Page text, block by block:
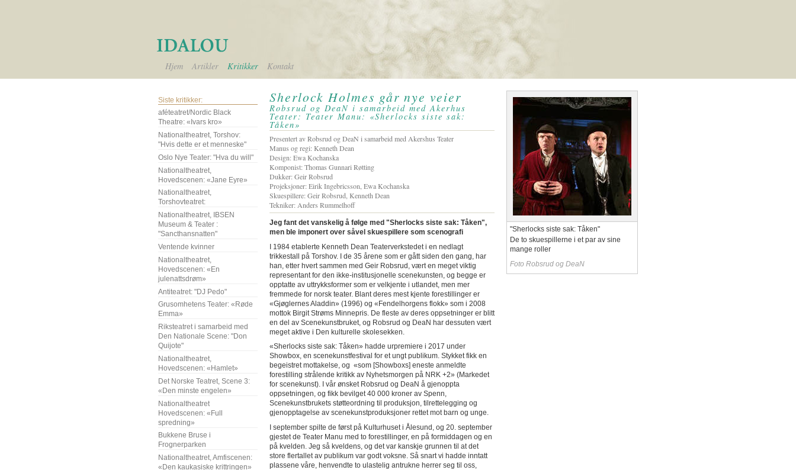
Hjem Artikler Kritikker Kontakt
Siste kritikker:
aféteatret/Nordic Black
Theatre: «Ivars kro»
Nationaltheatret, Torshov:
"Hvis dette er et menneske"
Oslo Nye Teater: "Hva du will"
Nationaltheatret,
Hovedscenen: «Jane Eyre»
Nationaltheatret,
Torshovteatret:
Nationaltheatret, IBSEN
Museum & Teater :
"Sancthansnatten"
Ventende kvinner
Nationaltheatret,
Hovedscenen: «En
julenattsdrøm»
Antiteatret: "DJ Pedo"
Grusomhetens Teater: «Røde
Emma»
Riksteatret i samarbeid med
Den Nationale Scene: "Don
Quijote"
Nationaltheatret,
Hovedscenen: «Hamlet»
Det Norske Teatret, Scene 3:
«Den minste engelen»
Nationaltheatret
Hovedscenen: «Full
spredning»
Bukkene Bruse i
Frognerparken
Nationaltheatret, Amfiscenen:
«Den kaukasiske krittringen»
Sherlock Holmes går nye veier
Robsrud og DeaN i samarbeid med Akerhus
Teater: Teater Manu: «Sherlocks siste sak:
Tåken»
Presentert av Robsrud og DeaN i samarbeid med Akershus Teater
Manus og regi: Kenneth Dean
Design: Ewa Kochanska
Komponist: Thomas Gunnari Røtting
Dukker: Geir Robsrud
Projeksjoner: Eirik Ingebricsson, Ewa Kochanska
Skuespillere: Geir Robsrud, Kenneth Dean
Tekniker: Anders Rummelhoff
Jeg fant det vanskelig å følge med "Sherlocks siste sak: Tåken",
men ble imponert over såvel skuespillere som scenografi
I 1984 etablerte Kenneth Dean Teaterverkstedet i en nedlagt
trikkestall på Torshov. I de 35 årene som er gått siden den gang, har
han, etter hvert sammen med Geir Robsrud, vært en meget viktig
representant for den ikke-institusjonelle scenekunsten, og begge er
opptatte av uttrykksformer som er velkjente i utlandet, men mer
fremmede for norsk teater. Blant deres mest kjente forestillinger er
«Gjøglernes Aladdin» (1996) og «Fendelhorgens flokk» som i 2008
mottok Birgit Strøms Minnepris. De fleste av deres oppsetninger er blitt
en del av Scenekunstbruket, og Robsrud og DeaN har dessuten vært
meget aktive i Den kulturelle skolesekken.
«Sherlocks siste sak: Tåken» hadde urpremiere i 2017 under
Showbox, en scenekunstfestival for et ungt publikum. Stykket fikk en
begeistret mottakelse, og «som [Showboxs] eneste anmeldte
forestilling strålende kritikk av Nyhetsmorgen på NRK +2» (Markedet
for scenekunst). I vår ønsket Robsrud og DeaN å gjenoppta
oppsetningen, og fikk bevilget 40 000 kroner av Spenn,
Scenekunstbrukets støtteordning til produksjon, tilrettelegging og
gjenopptagelse av scenekunstproduksjoner rettet mot barn og unge.
I september spilte de først på Kulturhuset i Ålesund, og 20. september
gjestet de Teater Manu med to forestillinger, en på formiddagen og en
på kvelden. Jeg så kveldens, og det var kanskje grunnen til at det
store flertallet av publikum var godt voksne. Så snart vi hadde inntatt
plassene våre, henvendte to ulastelig antrukne herrer seg til oss,
"Sherlocks siste sak: Tåken"
De to skuespillerne i et par av sine
mange roller
Foto Robsrud og DeaN